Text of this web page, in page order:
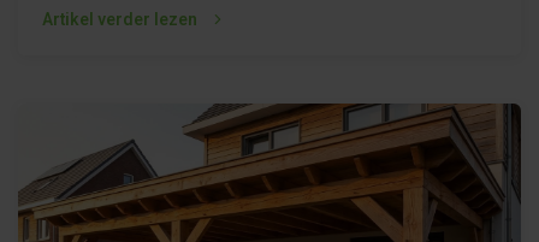
Artikel verder lezen